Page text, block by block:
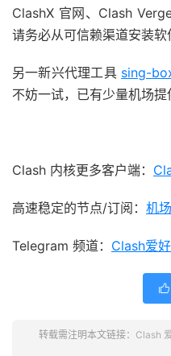
ClashX 官网、Clash
请务必从可信赖渠道安装软
另一新兴代理工具 sing-
不妨一试，已有少量机场提
Clash 内核更多客户端：
高速稳定的节点/订阅： 机
Telegram 频道： Clash爱

转载需注明本文链接： Clash